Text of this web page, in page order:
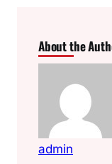
About the
admin